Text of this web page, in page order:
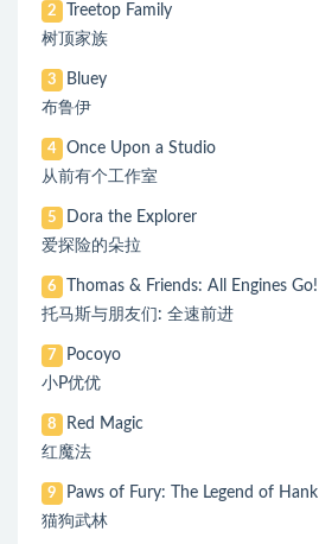
2
Treetop Family
树顶家族
3
Bluey
布鲁伊
4
Once Upon a Studio
从前有个工作室
5
Dora the Explorer
爱探险的朵拉
6
Thomas & Friends: All Engines Go!
托马斯与朋友们: 全速前进
7
Pocoyo
小P优优
8
Red Magic
红魔法
9
Paws of Fury: The Legend of Hank
猫狗武林